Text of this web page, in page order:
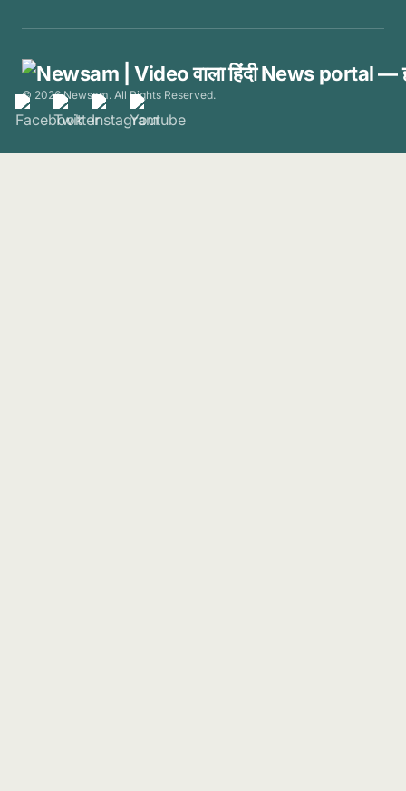
© 2026 Newsam. All Rights Reserved.